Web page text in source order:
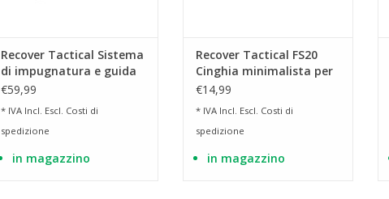
Recover Tactical Sistema
di impugnatura e guida
CC3H per Colt 1911
€59,99
* IVA Incl. Escl. Costi di
spedizione
in magazzino
Recover Tactical FS20
Cinghia minimalista per
stabilizzatore 20/20
€14,99
* IVA Incl. Escl. Costi di
spedizione
in magazzino